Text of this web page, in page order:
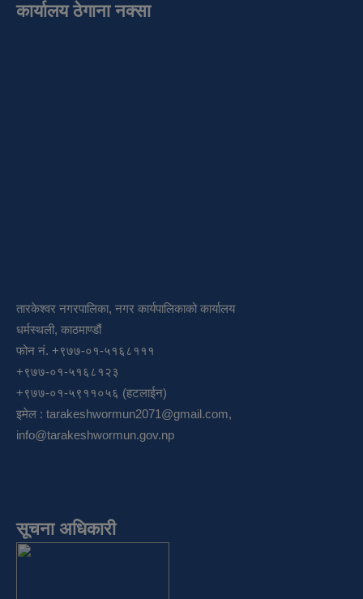
कार्यालय ठेगाना नक्सा
तारकेश्वर नगरपालिका, नगर कार्यपालिकाको कार्यालय
धर्मस्थली, काठमाण्डौं
फोन नं. +९७७-०१-५१६८१११
+९७७-०१-५१६८१२३
+९७७-०१-५९११०५६ (हटलाईन)
इमेल : tarakeshwormun2071@gmail.com,
info@tarakeshwormun.gov.np
सूचना अधिकारी